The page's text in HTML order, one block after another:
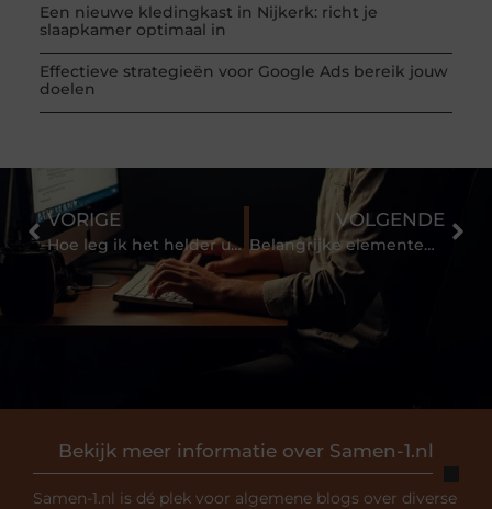
Een nieuwe kledingkast in Nijkerk: richt je
slaapkamer optimaal in
Effectieve strategieën voor Google Ads bereik jouw
doelen
Bekijk meer informatie over Samen-1.nl
Samen-1.nl is dé plek voor algemene blogs over diverse
VORIGE
Hoe leg ik het helder uit? Met een explanimation
VOLGENDE
Belangrijke elementen van het winkelinterieur